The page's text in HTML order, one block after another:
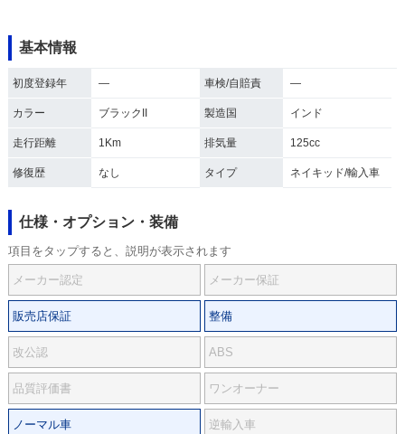
基本情報
初度登録年 ― 車検/自賠責 ―
カラー ブラックII 製造国 インド
走行距離 1Km 排気量 125cc
修復歴 なし タイプ ネイキッド/輸入車
仕様・オプション・装備
項目をタップすると、説明が表示されます
メーカー認定 メーカー保証
販売店保証 整備
改公認 ABS
品質評価書 ワンオーナー
ノーマル車 逆輸入車